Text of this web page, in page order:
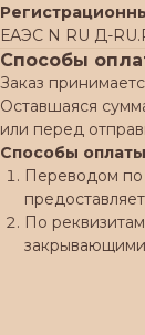
ЕАЭС N RU Д-
Способы
Заказ
Оставшаяся
или перед
Способы
Переводом по
По